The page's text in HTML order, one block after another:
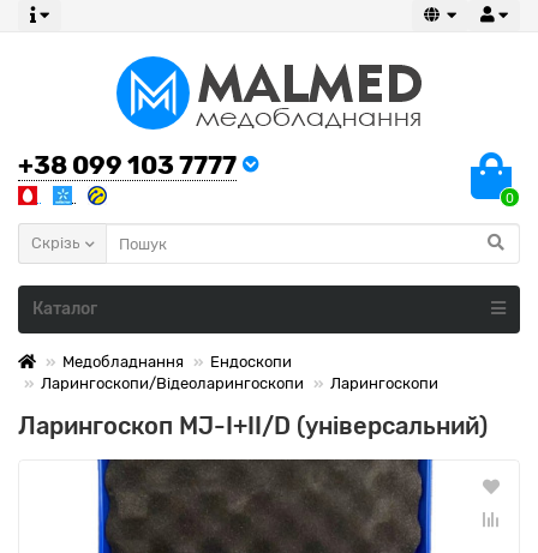
+38 099 103 7777
0
Скрізь
Каталог
Медобладнання
Ендоскопи
Ларингоскопи/Відеоларингоскопи
Ларингоскопи
Ларингоскоп MJ-I+II/D (універсальний)